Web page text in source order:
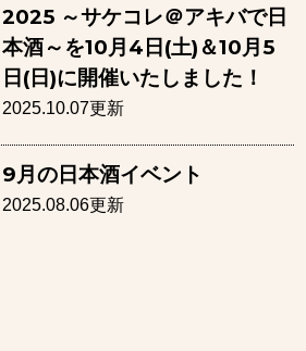
2025 ～サケコレ＠アキバで日
本酒～を10月4日(土)＆10月5
日(日)に開催いたしました！
2025.10.07更新
9月の日本酒イベント
2025.08.06更新